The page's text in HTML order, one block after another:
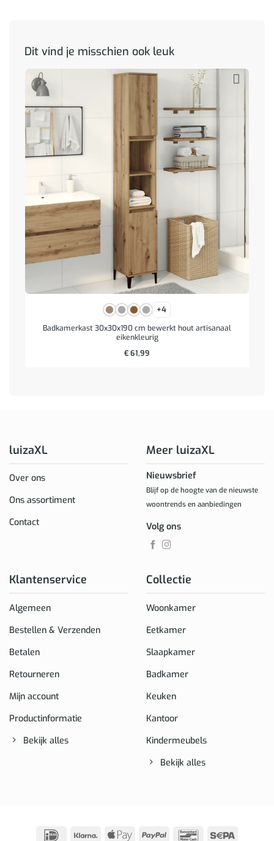
Dit vind je misschien ook leuk
+4
Badkamerkast 30x30x190 cm bewerkt hout artisanaal
eikenkleurig
€61,99
luizaXL
Over ons
Ons assortiment
Contact
Klantenservice
Algemeen
Bestellen & Verzenden
Betalen
Retourneren
Mijn account
Productinformatie
Bekijk alles
Collectie
Woonkamer
Eetkamer
Slaapkamer
Badkamer
Keuken
Kantoor
Kindermeubels
Bekijk alles
Meer luizaXL
Nieuwsbrief
Blijf op de hoogte van de nieuwste
woontrends en aanbiedingen
Volg ons
IDeal Klarna Apple PayPal Bancontact